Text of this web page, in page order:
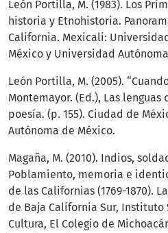
León Portilla, M. (1983). Los
historia y Etnohistoria.
California. Mexicali:
México y Universidad
León Portilla, M. (2005).
Montemayor. (Ed.), Las
poesía. (p. 155). Ciudad de
Autónoma de México.
Magaña, M. (2010). Indios,
Poblamiento, memoria e
de las Californias (1769-1870).
de Baja California Sur,
Cultura, El Colegio de